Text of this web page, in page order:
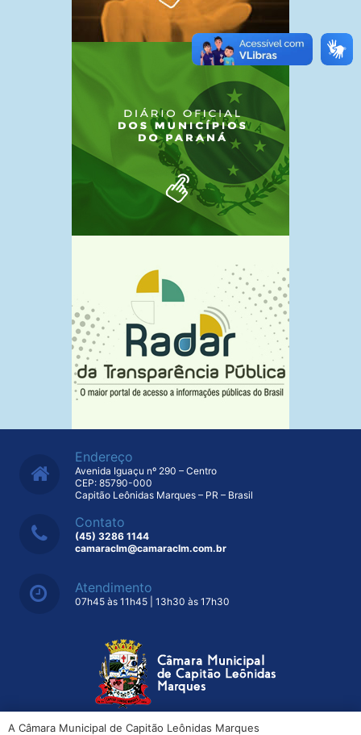
Endereço
Avenida Iguaçu nº 290 – Centro
CEP: 85790-000
Capitão Leônidas Marques – PR – Brasil
Contato
(45) 3286 1144
camaraclm@camaraclm.com.br
Atendimento
07h45 às 11h45 | 13h30 às 17h30
A Câmara Municipal de Capitão Leônidas Marques